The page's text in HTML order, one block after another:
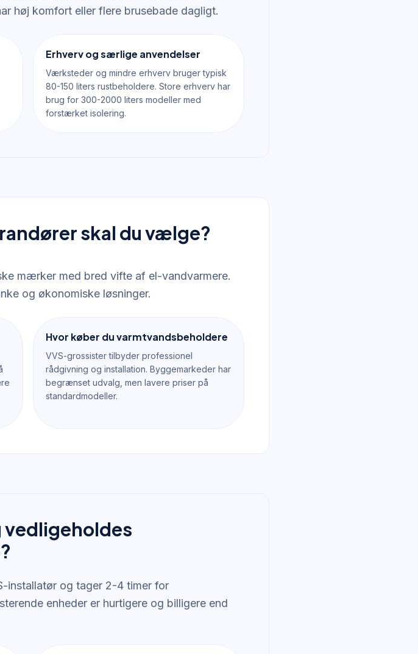
høj komfort eller flere brusebade dagligt.
Erhverv og særlige anvendelser
Værksteder og mindre erhverv bruger typisk
80-150 liters rustbeholdere. Store erhverv har
brug for 300-2000 liters modeller med
forstærket isolering.
skal du vælge?
mærker med bred vifte af el-vandvarmere.
og økonomiske løsninger.
Hvor køber du varmtvandsbeholdere
VVS-grossister tilbyder professionel
rådgivning og installation. Byggemarkeder har
begrænset udvalg, men lavere priser på
standardmodeller.
vedligeholdes
installatør og tager 2-4 timer for
enheder er hurtigere og billigere end